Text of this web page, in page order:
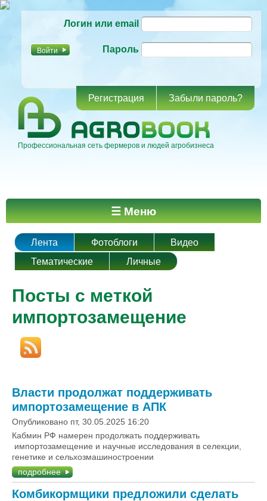
основному
Логин или email
Пароль
Регистрация Забыли пароль?
Профессиональная сеть фермеров и людей агробизнеса
Главное меню ☰ Меню
Лента Фотоблоги
Видео
Тематические
Личные
Посты с меткой
импортозамещение
Власти продолжат поддерживать
импортозамещение в АПК
Опубликовано пт, 30.05.2025 16:20
Кабмин РФ намерен продолжать поддерживать
импортозамещение и научные исследования в селекции,
генетике и сельхозмашиностроении
подробнее
Комбикормщики предложили сделать